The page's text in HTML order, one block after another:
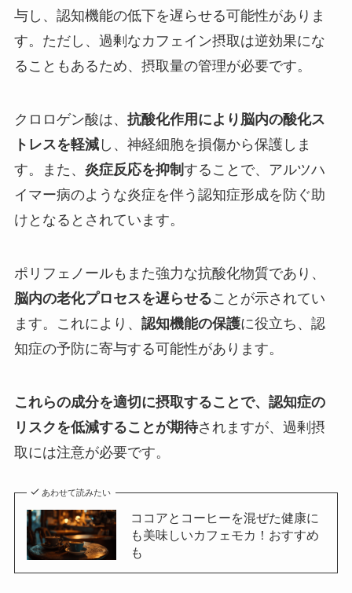
与し、認知機能の低下を遅らせる可能性がありま
す。ただし、過剰なカフェイン摂取は逆効果にな
ることもあるため、摂取量の管理が必要です。
クロロゲン酸は、 抗酸化作用により脳内の酸化ス
トレスを軽減し、神経細胞を損傷から保護しま
す。また、 炎症反応を抑制 することで、アルツハ
イマー病のような炎症を伴う認知症形成を防ぐ助
けとなるとされています。
ポリフェノールもまた強力な抗酸化物質であり、
脳内の老化プロセスを遅らせることが示されてい
ます。これにより、 認知機能の保護に役立ち、認
知症の予防に寄与する可能性があります。
これらの成分を適切に摂取することで、認知症の
リスクを低減することが期待されますが、過剰摂
取には注意が必要です。
あわせて読みたい
ココアとコーヒーを混ぜた健康に
も美味しいカフェモカ！おすすめ
も